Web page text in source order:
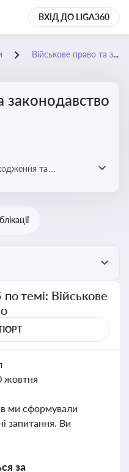
ВХІД ДО LIGA360
Військове право та законодавство
законодавство
та
темі: Військове
жовтня
ми сформували
запитання. Ви
за